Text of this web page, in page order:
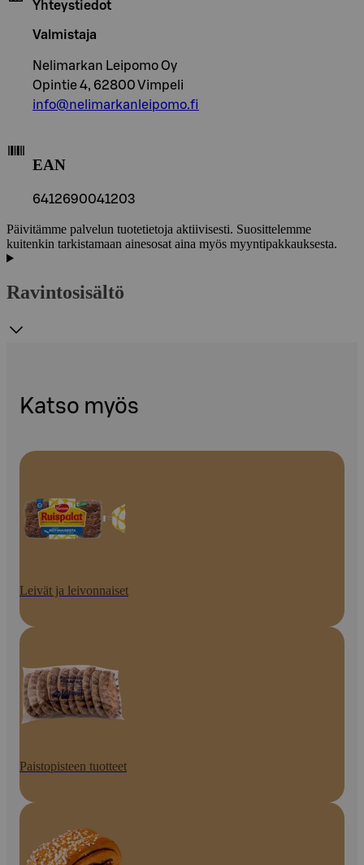
Yhteystiedot
Valmistaja
Nelimarkan Leipomo Oy
Opintie 4, 62800 Vimpeli
info@nelimarkanleipomo.fi
EAN
6412690041203
Päivitämme palvelun tuotetietoja aktiivisesti. Suosittelemme
kuitenkin tarkistamaan ainesosat aina myös myyntipakkauksesta.
Ravintosisältö
Katso myös
Leivät ja leivonnaiset
Paistopisteen tuotteet